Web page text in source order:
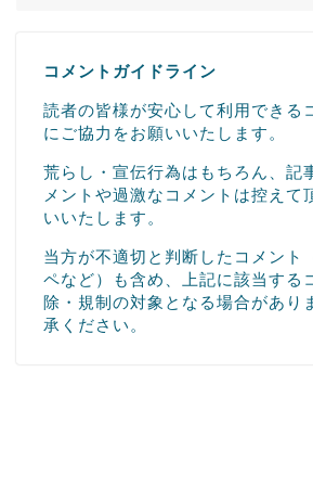
コメントガイドライン
読者の皆様が安心して利用できる
にご協力をお願いいたします。
荒らし・宣伝行為はもちろん、記
メントや過激なコメントは控えて
いいたします。
当方が不適切と判断したコメント
ペなど）も含め、上記に該当する
除・規制の対象となる場合があり
承ください。